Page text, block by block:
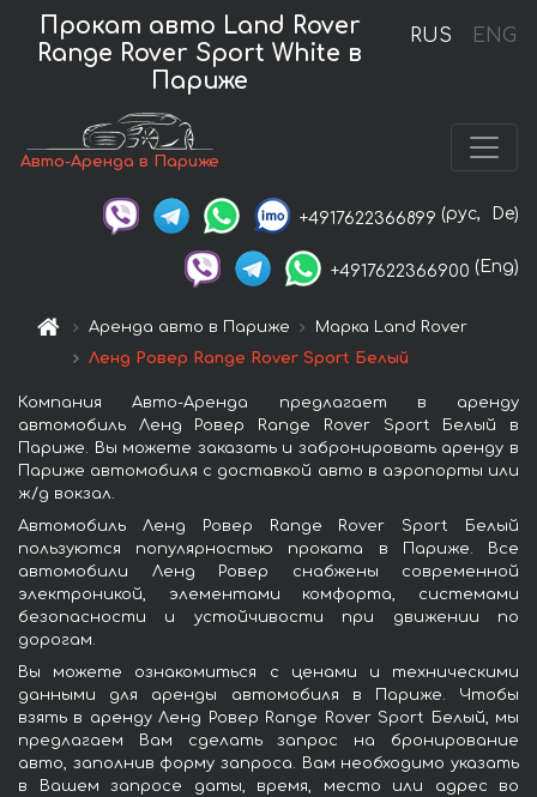
RUS ENG
Прокат авто Land Rover
Range Rover Sport White в
Париже
Авто-Аренда в Париже
+4917622366899 (рус, De)
+4917622366900 (Eng)
Аренда авто в Париже
Марка Land Rover
Ленд Ровер Range Rover Sport Белый
Компания Авто-Аренда предлагает в аренду
автомобиль Ленд Ровер Range Rover Sport Белый в
Париже. Вы можете заказать и забронировать аренду в
Париже автомобиля с доставкой авто в аэропорты или
ж/д вокзал.
Автомобиль Ленд Ровер Range Rover Sport Белый
пользуются популярностью проката в Париже. Все
автомобили Ленд Ровер снабжены современной
электроникой, элементами комфорта, системами
безопасности и устойчивости при движении по
дорогам.
Вы можете ознакомиться с ценами и техническими
данными для аренды автомобиля в Париже. Чтобы
взять в аренду Ленд Ровер Range Rover Sport Белый, мы
предлагаем Вам сделать запрос на бронирование
авто, заполнив форму запроса. Вам необходимо указать
в Вашем запросе даты, время, место или адрес во